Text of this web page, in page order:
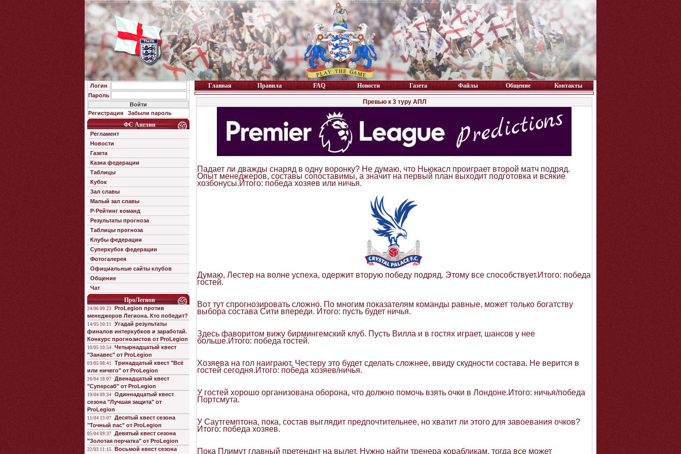
Логин
Пароль
Регистрация Забыли пароль
ФС Англии
Регламент
Новости
Газета
Казна федерации
Таблицы
Кубок
Зал славы
Малый зал славы
Р-Рейтинг команд
Результаты прогноза
Таблицы прогноза
Клубы федерации
Суперкубок федерации
Фотогалерея
Официальные сайты клубов
Общение
Чат
ПроЛегион
24/06 09:23
ProLegion против
менеджеров Легиона. Кто победит?
14/05 10:11
Угадай результаты
финалов интеркубков и заработай.
Конкурс прогнозистов от ProLegion
10/05 10:54 Четырнадцатый квест
"Занавес" от ProLegion
03/05 08:41
Тринадцатый квест "Всё
или ничего" от ProLegion
26/04 18:07 Двенадцатый квест
"Суперсаб" от ProLegion
19/04 09:34 Одиннадцатый квест
сезона "Лучшая защита" от
ProLegion
11/04 13:07 Десятый квест сезона
"Точный пас" от ProLegion
05/04 09:37 Девятый квест сезона
"Золотая перчатка" от ProLegion
22/03 11:15
Восьмой квест сезона
Главная Правила FAQ Новости Газета Файлы Общение Контакты
Превью к 3 туру АПЛ
Падает ли дважды снаряд в одну воронку? Не думаю, что Ньюкасл проиграет второй матч подряд.
Опыт менеджеров, составы сопоставимы, а значит на первый план выходит подготовка и всякие
хозбонусы.Итого: победа хозяев или ничья.
Думаю, Лестер на волне успеха, одержит вторую победу подряд. Этому все способствует.Итого: победа
гостей.
Вот тут спрогнозировать сложно. По многим показателям команды равные, может только богатству
выбора состава Сити впереди. Итого: пусть будет ничья.
Здесь фаворитом вижу бирмингемский клуб. Пусть Вилла и в гостях играет, шансов у нее
больше.Итого: победа гостей.
Хозяева на гол наиграют, Честеру это будет сделать сложнее, ввиду скудности состава. Не верится в
гостей сегодня.Итого: победа хозяев/ничья.
У гостей хорошо организована оборона, что должно помочь взять очки в Лондоне.Итого: ничья/победа
Портсмута.
У Саутгемптона, пока, состав выглядит предпочтительнее, но хватит ли этого для завоевания очков?
Итого: победа хозяев.
Пока Плимут главный претенднт на вылет. Нужно найти тренера корабликам, тогда все может